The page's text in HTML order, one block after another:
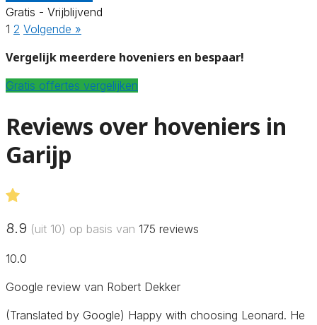
Gratis - Vrijblijvend
1 2 Volgende »
Vergelijk meerdere hoveniers en bespaar!
Gratis offertes vergelijken
Reviews over hoveniers in
Garijp
8.9 (uit 10) op basis van 175 reviews
10.0
Google review van Robert Dekker
(Translated by Google) Happy with choosing Leonard. He